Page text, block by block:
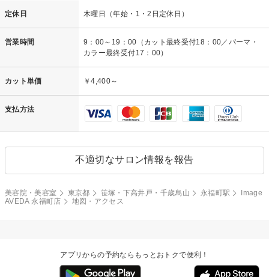
定休日 木曜日（年始・1・2日定休日）
営業時間
9：00～19：00（カット最終受付18：00／パーマ・
カラー最終受付17：00）
カット単価 ￥4,400～
支払方法
不適切なサロン情報を報告
美容院・美容室 東京都 笹塚・下高井戸・千歳烏山 永福町駅
Image
AVEDA 永福町店
地図・アクセス
アプリからの予約ならもっとおトクで便利！